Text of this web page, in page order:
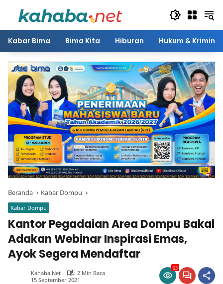
Kabar Bima Bima Kita Hiburan Hukum & Kriminal
Beranda Kabar Dompu
Kabar Dompu
Kantor Pegadaian Area Dompu Bakal
Adakan Webinar Inspirasi Emas,
Ayok Segera Mendaftar
Kahaba.net
2 Min Baca
15 September 2021
93